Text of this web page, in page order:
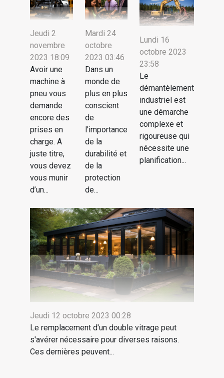
Jeudi 2
novembre
2023 18:09
Avoir une
machine à
pneu vous
demande
encore des
prises en
charge. A
juste titre,
vous devez
vous munir
d’un...
Mardi 24
octobre
2023 03:46
Dans un
monde de
plus en plus
conscient
de
l'importance
de la
durabilité et
de la
protection
de...
Lundi 16
octobre 2023
23:58
Le
démantèlement
industriel est
une démarche
complexe et
rigoureuse qui
nécessite une
planification...
Jeudi 12 octobre 2023 00:28
Le remplacement d'un double vitrage peut
s'avérer nécessaire pour diverses raisons.
Ces dernières peuvent...